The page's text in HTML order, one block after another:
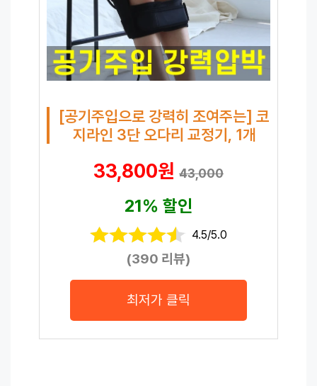
[공기주입으로 강력히 조여주는] 코
지라인 3단 오다리 교정기, 1개
33,800원 43,000
21% 할인
4.5/5.0
(390 리뷰)
최저가 클릭